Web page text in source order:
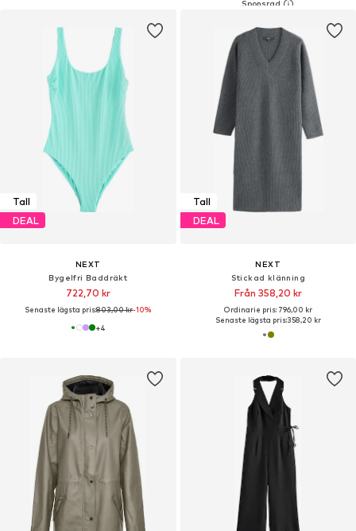
Tall
DEAL
NEXT
Bygelfri Baddräkt
722,70 kr
Senaste lägsta pris:803,00 kr-10%
+4
Tall
DEAL
NEXT
Stickad klänning
Från 358,20 kr
Ordinarie pris: 796,00 kr
Senaste lägsta pris:358,20 kr